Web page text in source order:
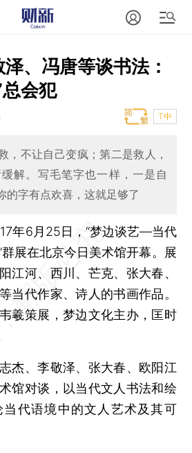
、冯唐等谈书法：
会犯
T中
，不让自己变疯；第二是救人，
解。写毛笔字也一样，一是自
的字有点欢喜，这就足够了
年6月25日，“梦边谈艺—当代
展在北京今日美术馆开幕。展
江河、西川、芒克、张大春、
当代作家、诗人的书画作品。
羲策展，梦边文化主办，匡时
、李敬泽、张大春、欧阳江
馆对谈，以当代文人书法和绘
代语境中的文人艺术及其可